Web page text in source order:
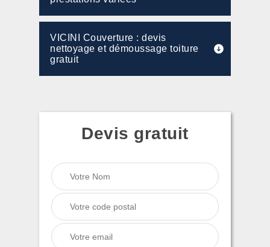
VICINI Couverture : devis
nettoyage et démoussage toiture
gratuit
Devis gratuit